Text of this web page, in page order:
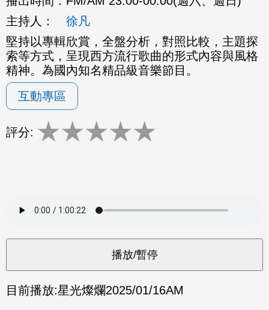
主持人：
徐凡
堅持以專輯欣賞，全盤分析，對照比較，主題探
索等方式，呈現西方流行歌曲的形式內容與風格
精神。為國內知名精品級音樂節目。
互動專區
評分: ★★★★★
目前播放:星光燦爛2025/01/16AM